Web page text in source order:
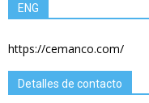
ENG
https://cemanco.com/
Detalles de contacto